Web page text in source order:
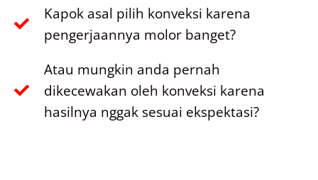
Kapok asal pilih konveksi karena
pengerjaannya molor banget?
Atau mungkin anda pernah
dikecewakan oleh konveksi karena
hasilnya nggak sesuai ekspektasi?